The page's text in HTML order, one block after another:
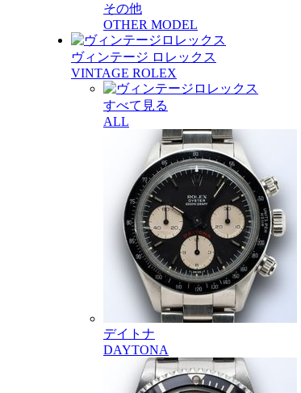
その他
OTHER MODEL
ヴィンテージ ロレックス
VINTAGE ROLEX
すべて見る
ALL
デイトナ
DAYTONA